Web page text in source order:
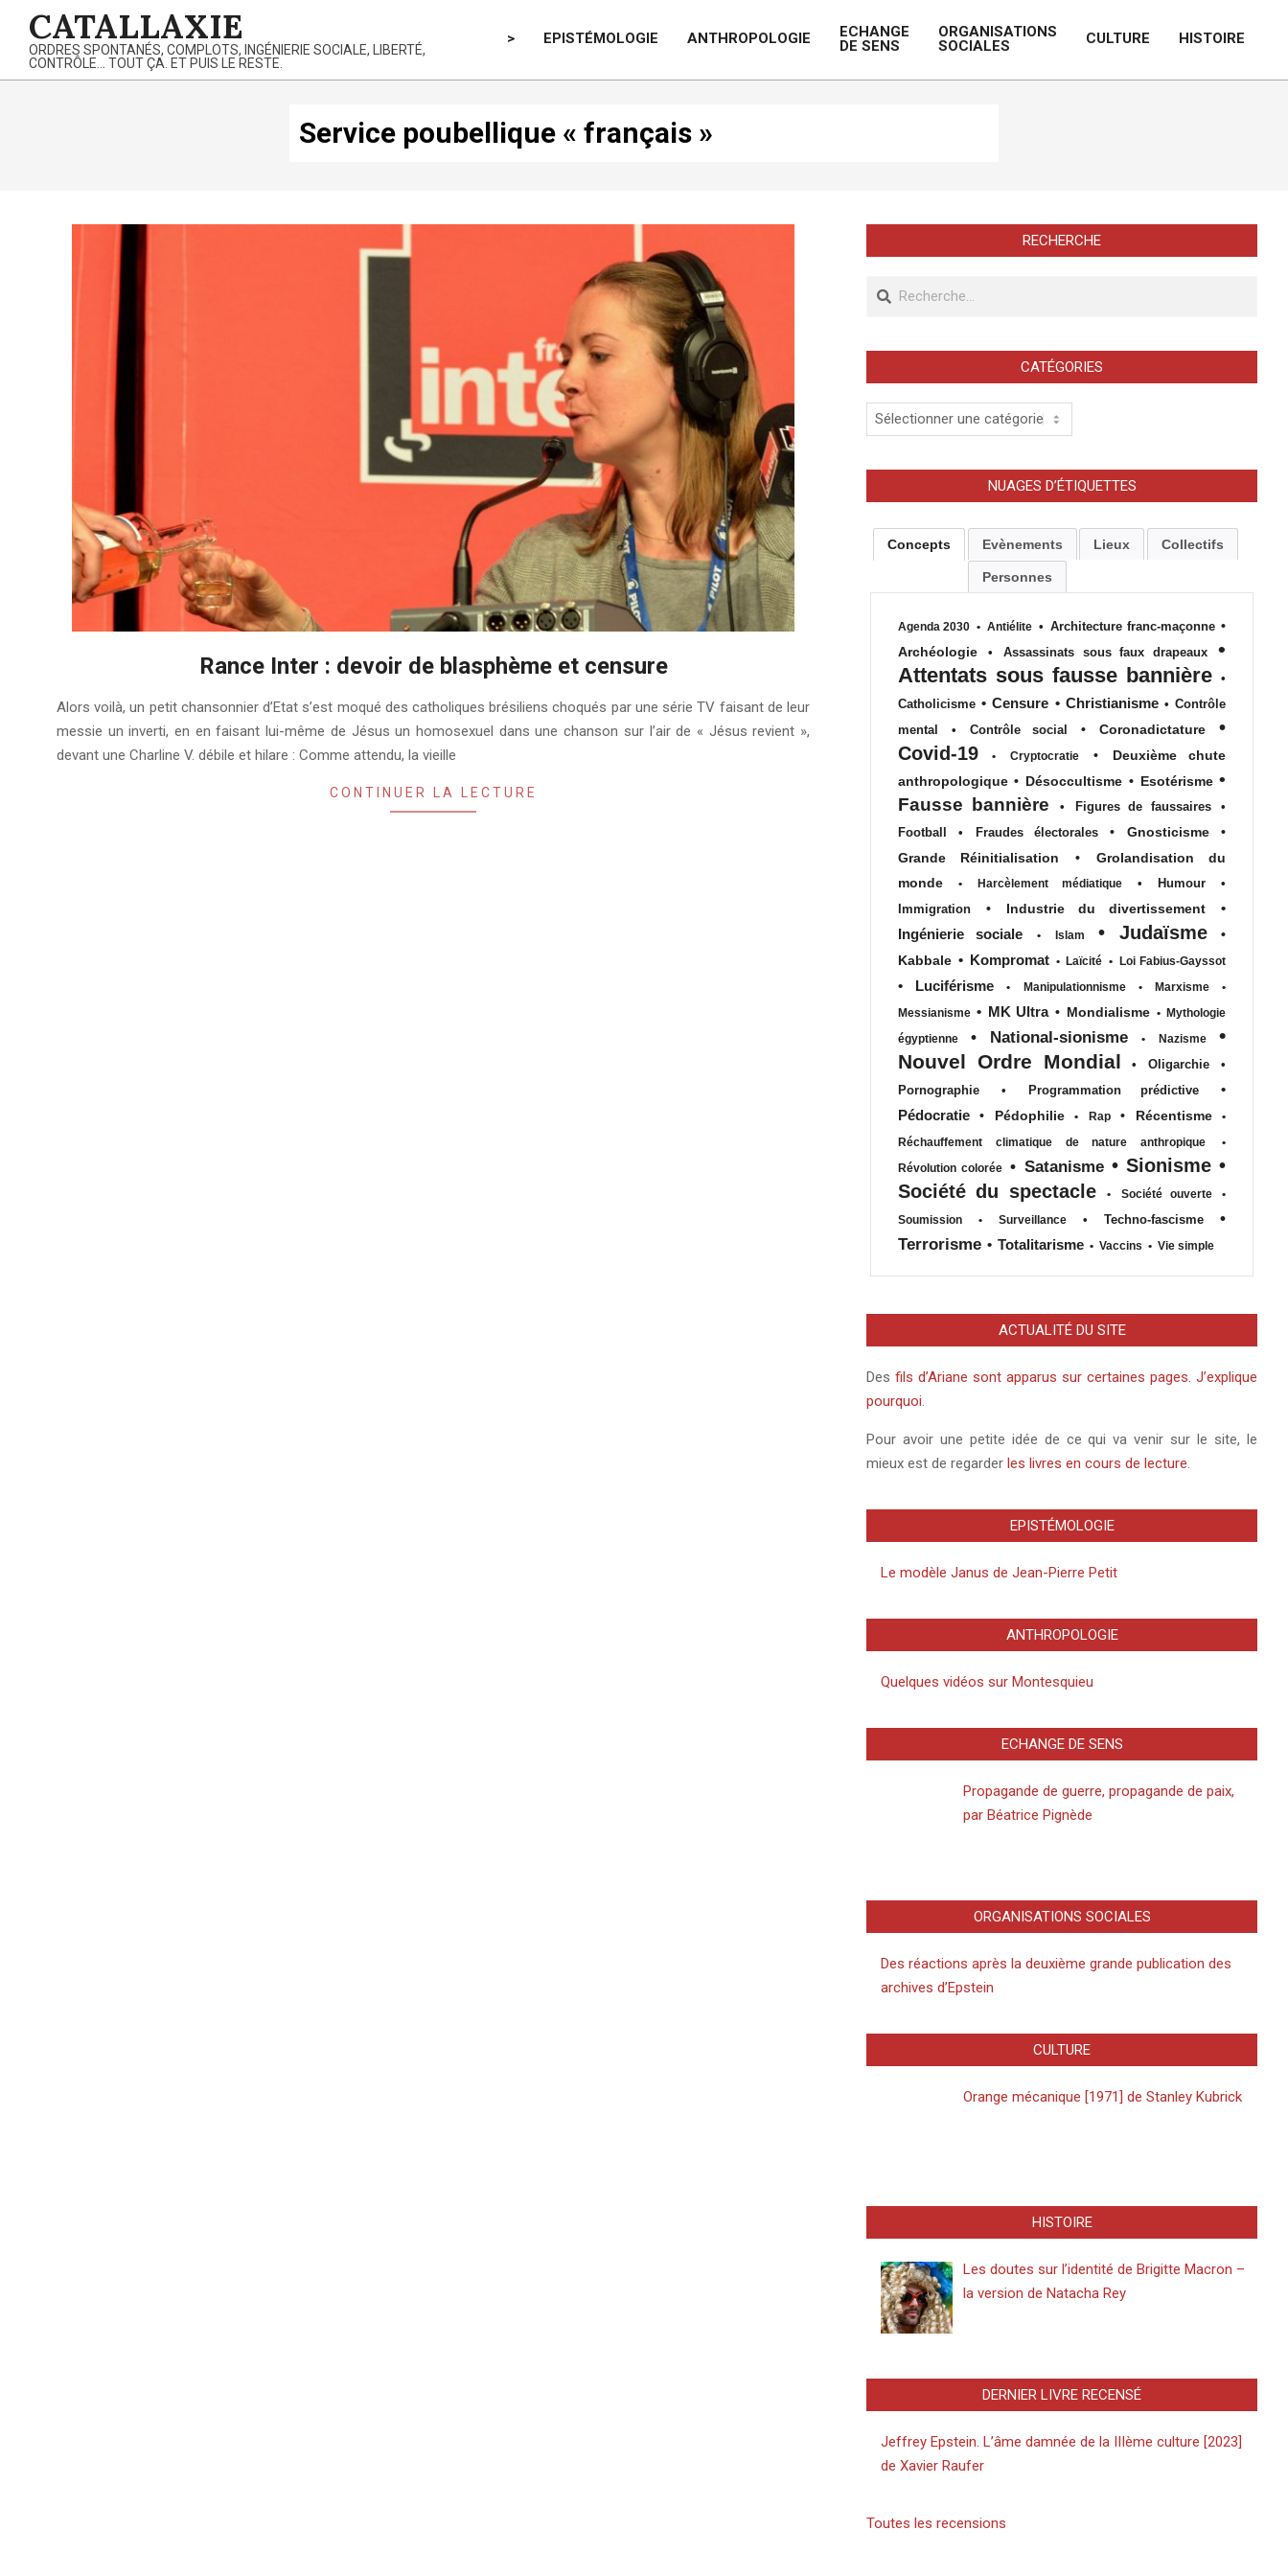
content
CATALLAXIE
ORDRES SPONTANÉS, COMPLOTS, INGÉNIERIE SOCIALE, LIBERTÉ,
CONTRÔLE… TOUT ÇA. ET PUIS LE RESTE.
> EPISTÉMOLOGIE ANTHROPOLOGIE
ECHANGE
DE SENS
ORGANISATIONS
SOCIALES
CULTURE HISTOIRE
Service poubellique « français »
Rance Inter : devoir de blasphème et censure
01-
17
Alors voilà, un petit chansonnier d’Etat s’est moqué des catholiques brésiliens choqués par une série TV faisant de leur
messie un inverti, en en faisant lui-même de Jésus un homosexuel dans une chanson sur l’air de « Jésus revient »,
devant une Charline V. débile et hilare : Comme attendu, la vieille
CONTINUER LA LECTURE
RECHERCHE
Recherche
CATÉGORIES
Catégories
NUAGES D’ÉTIQUETTES
Concepts Evènements Lieux Collectifs
Personnes
Agenda 2030 • Antiélite • Architecture franc-maçonne •
Archéologie
• Assassinats sous faux drapeaux
•
Attentats sous fausse bannière
•
Catholicisme • Censure • Christianisme • Contrôle
mental
• Contrôle social • Coronadictature
•
Covid-19
• Cryptocratie •
Deuxième chute
anthropologique • Désoccultisme • Esotérisme •
Fausse bannière
• Figures de faussaires
•
Football
• Fraudes électorales • Gnosticisme
•
Grande Réinitialisation
•
Grolandisation du
monde
• Harcèlement médiatique • Humour
•
Immigration
• Industrie du divertissement
•
Ingénierie sociale
• Islam • Judaïsme
•
Kabbale • Kompromat • Laïcité • Loi Fabius-Gayssot
• Luciférisme • Manipulationnisme • Marxisme
•
Messianisme • MK Ultra • Mondialisme • Mythologie
égyptienne
• National-sionisme • Nazisme
•
Nouvel Ordre Mondial
• Oligarchie
•
Pornographie
• Programmation prédictive
•
Pédocratie
• Pédophilie • Rap • Récentisme
•
Réchauffement climatique de nature anthropique
•
Révolution colorée • Satanisme • Sionisme •
Société du spectacle
• Société ouverte
•
Soumission
• Surveillance • Techno-fascisme
•
Terrorisme • Totalitarisme • Vaccins • Vie simple
ACTUALITÉ DU SITE
Des fils d’Ariane sont apparus sur certaines pages. J’explique
pourquoi.
Pour avoir une petite idée de ce qui va venir sur le site, le
mieux est de regarder les livres en cours de lecture.
EPISTÉMOLOGIE
Le modèle Janus de Jean-Pierre Petit
ANTHROPOLOGIE
Quelques vidéos sur Montesquieu
ECHANGE DE SENS
Propagande de guerre, propagande de paix,
par Béatrice Pignède
ORGANISATIONS SOCIALES
Des réactions après la deuxième grande publication des
archives d’Epstein
CULTURE
Orange mécanique [1971] de Stanley Kubrick
HISTOIRE
Les doutes sur l’identité de Brigitte Macron –
la version de Natacha Rey
DERNIER LIVRE RECENSÉ
Jeffrey Epstein. L’âme damnée de la IIIème culture [2023]
de Xavier Raufer
Toutes les recensions